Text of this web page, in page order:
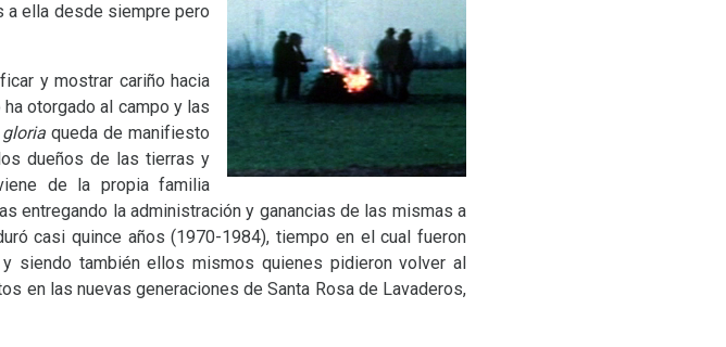
a ella desde siempre pero
y mostrar cariño hacia
otorgado al campo y las
gloriaqueda de manifiesto
dueños de las tierras y
de la propia familia
entregando la administración y ganancias de las mismas a
casi quince años (1970-1984), tiempo en el cual fueron
siendo también ellos mismos quienes pidieron volver al
en las nuevas generaciones de Santa Rosa de Lavaderos,